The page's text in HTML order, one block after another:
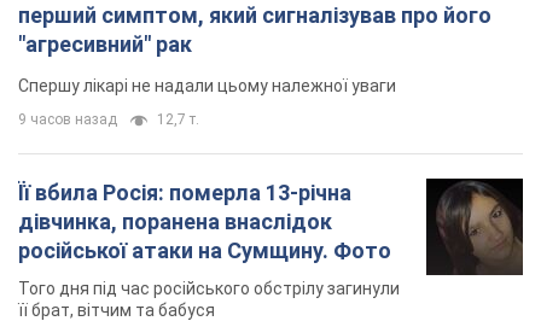
перший симптом, який сигналізував про його
"агресивний" рак
Спершу лікарі не надали цьому належної уваги
9 часов назад 12,7 т.
Її вбила Росія: померла 13-річна
дівчинка, поранена внаслідок
російської атаки на Сумщину. Фото
Того дня під час російського обстрілу загинули
її брат, вітчим та бабуся